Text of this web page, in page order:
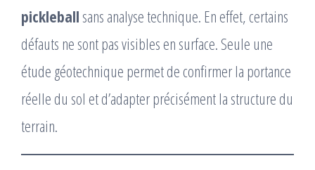
pickleball sans analyse technique. En effet, certains
défauts ne sont pas visibles en surface. Seule une
étude géotechnique permet de confirmer la portance
réelle du sol et d’adapter précisément la structure du
terrain.